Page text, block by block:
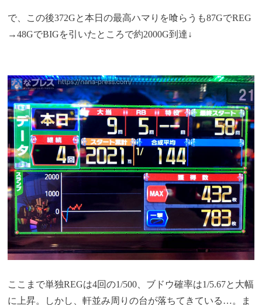
で、この後372Gと本日の最高ハマりを喰らうも87GでREG
→48GでBIGを引いたところで約2000G到達↓
ここまで単独REGは4回の1/500、ブドウ確率は1/5.67と大幅
に上昇。しかし、軒並み周りの台が落ちてきている…。ま